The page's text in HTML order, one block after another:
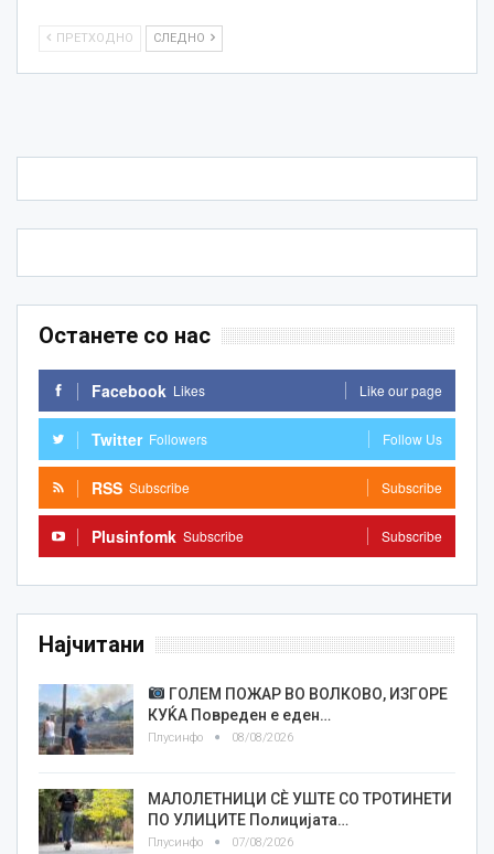
ПРЕТХОДНО СЛЕДНО
Останете со нас
Facebook Likes Like our page
Twitter Followers Follow Us
RSS Subscribe Subscribe
Plusinfomk Subscribe Subscribe
Најчитани
ГОЛЕМ ПОЖАР ВО ВОЛКОВО, ИЗГОРЕ
КУЌА Повреден е еден…
Плусинфо 08/08/2026
МАЛОЛЕТНИЦИ СÈ УШТЕ СО ТРОТИНЕТИ
ПО УЛИЦИТЕ Полицијата…
Плусинфо 07/08/2026